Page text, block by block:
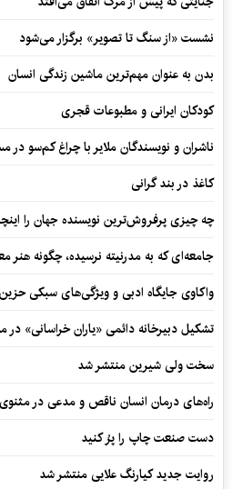
نشست «از سنگ تا تصویر» برگزار می‌شود
بدن به عنوان مهم‌ترین ماشین زندگی انسان
کودکان ایرانی و مطبوعات قجری
ناشران و نویسندگان ملایر با چراغ کم‌سو در
کاغذ در بند گرانی
چه چیزی پرفروش‌ترین نویسنده جهان را
جامعه‌ای که به مدرنیته نرسیده، چگونه هنر
واکاوی جایگاه ادبی و ویژگی‌های سبکی
تشکیل دبیرخانه دائمی «یاران خراسانی» در
سخت ولی شیرین منتشر شد
راه‌های درمان انسان ناقص و مدعی در مثنوی
دست صنعت چاپ را پرُ کنید
روایت جدید کیارنگ علایی منتشر شد